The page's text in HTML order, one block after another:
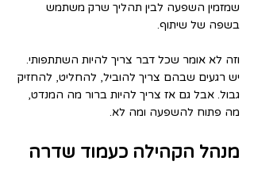
שמזמין השפעה לבין תהליך שרק משתמש
בשפה של שיתוף.
וזה לא אומר שכל דבר צריך להיות השתתפותי.
יש רגעים שבהם צריך להוביל, להחליט, להחזיק
גבול. אבל גם אז צריך להיות ברור מה המנדט,
מה פתוח להשפעה ומה לא.
מנהל הקהילה כעמוד שדרה